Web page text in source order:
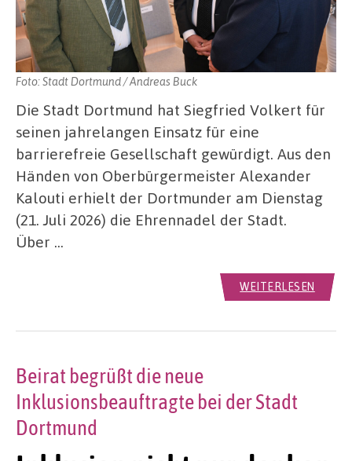
Foto: Stadt Dortmund / Andreas Buck
Die Stadt Dortmund hat Siegfried Volkert für
seinen jahrelangen Einsatz für eine
barrierefreie Gesellschaft gewürdigt. Aus den
Händen von Oberbürgermeister Alexander
Kalouti erhielt der Dortmunder am Dienstag
(21. Juli 2026) die Ehrennadel der Stadt.
Über …
WEITERLESEN
Beirat begrüßt die neue
Inklusionsbeauftragte bei der Stadt
Dortmund